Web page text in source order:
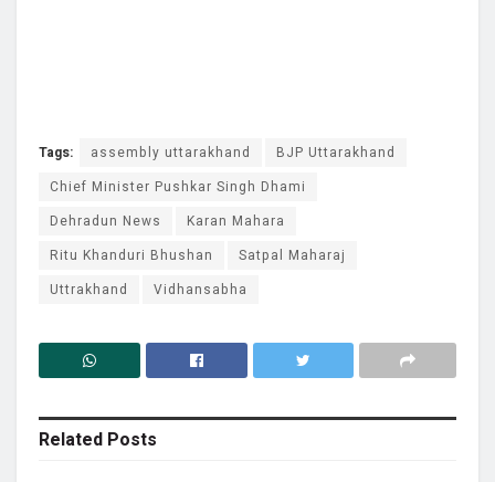
Tags: assembly uttarakhand
BJP Uttarakhand
Chief Minister Pushkar Singh Dhami
Dehradun News
Karan Mahara
Ritu Khanduri Bhushan
Satpal Maharaj
Uttrakhand
Vidhansabha
Related Posts